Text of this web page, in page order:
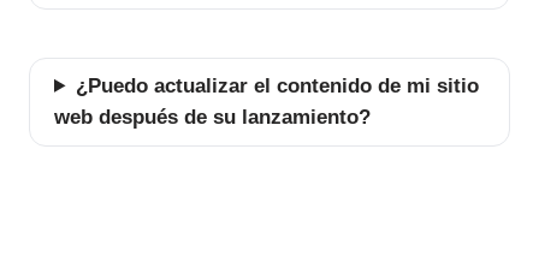
¿Puedo actualizar el contenido de mi sitio
web después de su lanzamiento?